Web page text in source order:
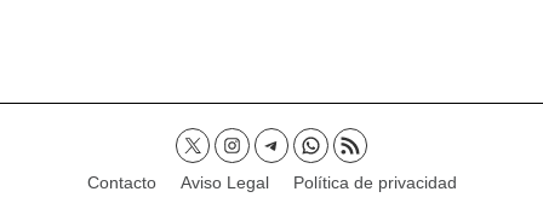
Contacto Aviso Legal
Política de privacidad